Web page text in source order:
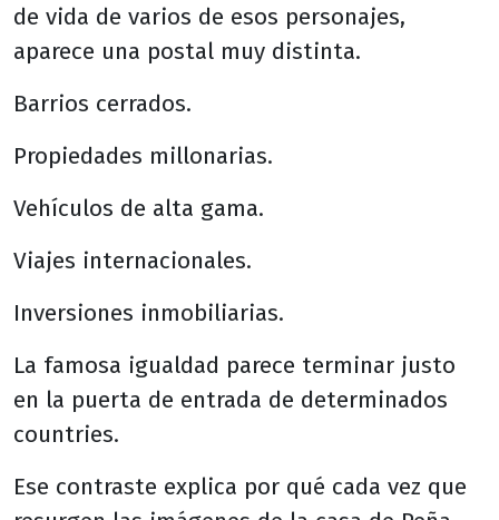
de vida de varios de esos personajes,
aparece una postal muy distinta.
Barrios cerrados.
Propiedades millonarias.
Vehículos de alta gama.
Viajes internacionales.
Inversiones inmobiliarias.
La famosa igualdad parece terminar justo
en la puerta de entrada de determinados
countries.
Ese contraste explica por qué cada vez que